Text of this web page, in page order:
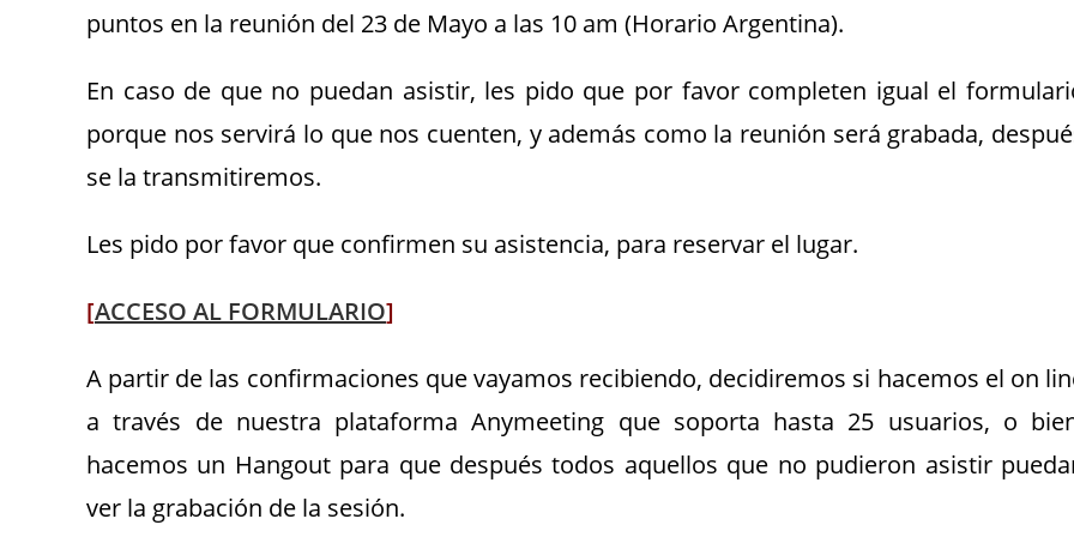
puntos en la reunión del 23 de Mayo a las 10 am (Horario Argentina).
En caso de que no puedan asistir, les pido que por favor completen igual el
porque nos servirá lo que nos cuenten, y además como la reunión será grabada,
se la transmitiremos.
Les pido por favor que confirmen su asistencia, para reservar el lugar.
[ACCESO AL FORMULARIO]
A partir de las confirmaciones que vayamos recibiendo, decidiremos si hacemos el on
a través de nuestra plataforma Anymeeting que soporta hasta 25 usuarios, o
hacemos un Hangout para que después todos aquellos que no pudieron asistir
ver la grabación de la sesión.